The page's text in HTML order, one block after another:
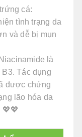
cá:
tình trạng da
và dễ bị mụn
là
Tác dụng
được chứng
lão hóa da